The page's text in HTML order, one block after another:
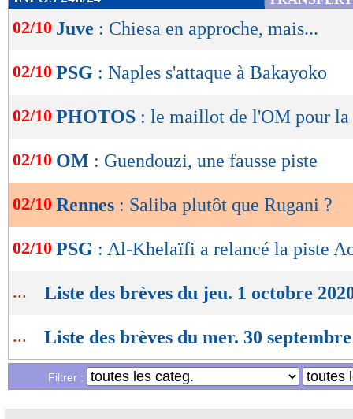
de
lecture
OK
02/10 Juve : Chiesa en approche, mais...
02/10 PSG : Naples s'attaque à Bakayoko
02/10 PHOTOS : le maillot de l'OM pour
02/10 OM : Guendouzi, une fausse piste
02/10 Rennes : Saliba plutôt que Rugani ?
02/10 PSG : Al-Khelaïfi a relancé la piste
... Liste des brèves du jeu. 1 octobre
... Liste des brèves du mer. 30
Filtrer :